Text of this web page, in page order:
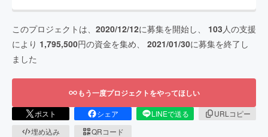
このプロジェクトは、 2020/12/12に募集を開始し、 103 人の支援
により 1,795,500円の資金を集め、 2021/01/30に募集を終了し
ました
もう一度プロジェクトをやってほしい
ポスト シェア LINEで送る
URLコピー
埋め込み
QRコード